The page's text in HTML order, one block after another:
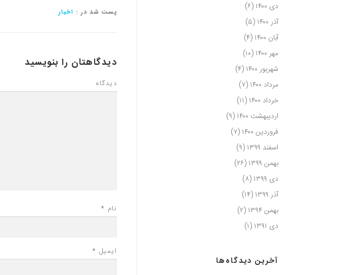
پست شد در : اخبار
دیدگاهتان را بنویسید
دیدگاه
نام *
ایمیل *
دی ۱۴۰۰
(۶)
آذر ۱۴۰۰
(۵)
آبان ۱۴۰۰
(۴)
مهر ۱۴۰۰
(۱۰)
شهریور ۱۴۰۰
(۴)
مرداد ۱۴۰۰
(۷)
خرداد ۱۴۰۰
(۱۱)
اردیبهشت ۱۴۰۰
(۹)
فروردین ۱۴۰۰
(۷)
اسفند ۱۳۹۹
(۹)
بهمن ۱۳۹۹
(۲۶)
دی ۱۳۹۹
(۸)
آذر ۱۳۹۹
(۱۴)
بهمن ۱۳۹۴
(۲)
دی ۱۳۹۱
(۱)
آخرین دیدگاه‌ها